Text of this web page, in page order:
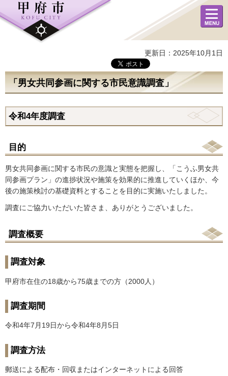
メニュ
ー
更新日：2025年10月1日
「男女共同参画に関する市民意識調査」
令和4年度調査
目的
男女共同参画に関する市民の意識と実態を把握し、「こうふ男女共
同参画プラン」の進捗状況や施策を効果的に推進していくほか、今
後の施策検討の基礎資料とすることを目的に実施いたしました。
調査にご協力いただいた皆さま、ありがとうございました。
調査概要
調査対象
甲府市在住の18歳から75歳までの方（2000人）
調査期間
令和4年7月19日から令和4年8月5日
調査方法
郵送による配布・回収またはインターネットによる回答